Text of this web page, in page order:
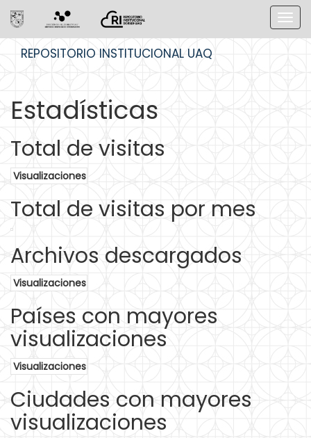
REPOSITORIO INSTITUCIONAL UAQ
Estadísticas
Total de visitas
Visualizaciones
Total de visitas por mes
Archivos descargados
Visualizaciones
Países con mayores
visualizaciones
Visualizaciones
Ciudades con mayores
visualizaciones